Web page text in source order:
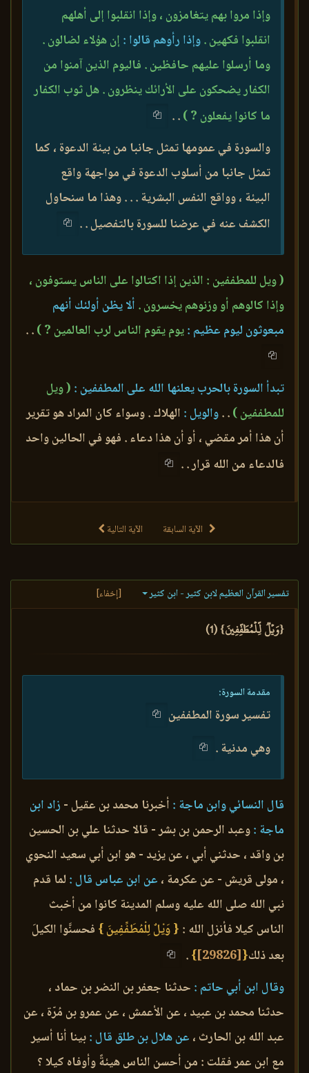
وإذا مروا بهم يتغامزون ، وإذا انقلبوا إلى أهلهم
انقلبوا فكهين .وإذا رأوهم قالوا :إن هؤلاء لضالون .
وما أرسلوا عليهم حافظين . فاليوم الذين آمنوا من
الكفار يضحكون على الأرائك ينظرون . هل ثوب الكفار
ما كانوا يفعلون ? ). .
والسورة في عمومها تمثل جانبا من بيئة الدعوة ، كما
تمثل جانبا من أسلوب الدعوة في مواجهة واقع
البيئة ، وواقع النفس البشرية . . . وهذا ما سنحاول
الكشف عنه في عرضنا للسورة بالتفصيل . .
( ويل للمطففين : الذين إذا اكتالوا على الناس يستوفون ،
وإذا كالوهم أو وزنوهم يخسرون . ألا يظن أولئك أنهم
مبعوثون ليوم عظيم :يوم يقوم الناس لرب العالمين ? ). .
تبدأ السورة بالحرب يعلنها الله على المطففين : ( ويل
للمطففين ). .والويل : الهلاك . وسواء كان المراد هو تقرير
أن هذا أمر مقضي ، أو أن هذا دعاء . فهو في الحالين واحد
فالدعاء من الله قرار . .
الآية السابقة الآية التالية
تفسير القرآن العظيم لابن كثير - ابن كثير [إخفاء]
{وَيۡلٞ لِّلۡمُطَفِّفِينَ} (1)
مقدمة السورة:
تفسير سورة المطففين
وهي مدنية .
قال النسائي وابن ماجة : أخبرنا محمد بن عقيل - زاد ابن
ماجة :وعبد الرحمن بن بشر - قالا حدثنا علي بن الحسين
بن واقد ، حدثني أبي ، عن يزيد - هو ابن أبي سعيد النحوي
، مولى قريش - عن عكرمة ، عن ابن عباس قال : لما قدم
نبي الله صلى الله عليه وسلم المدينة كانوا من أخبث
الناس كيلا فأنزل الله : { وَيْلٌ لِلْمُطَفِّفِينَ } فحسنَّوا الكيلَ
بعد ذلك{
[29826]
}
.
وقال ابن أبي حاتم : حدثنا جعفر بن النضر بن حماد ،
حدثنا محمد بن عبيد ، عن الأعمش ، عن عمرو بن مُرّة ، عن
عبد الله بن الحارث ، عن هلال بن طلق قال :بينا أنا أسير
مع ابن عمر فقلت : من أحسن الناس هيئةً وأوفاه كيلا ؟